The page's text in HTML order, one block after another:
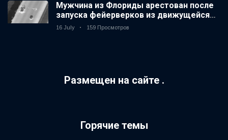
Мужчина из Флориды арестован после
запуска фейерверков из движущейся
машины
16 July 159 Просмотров
Размещен на сайте .
Горячие темы